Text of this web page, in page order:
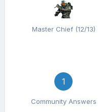
Master Chief (12/13)
1
Community Answers